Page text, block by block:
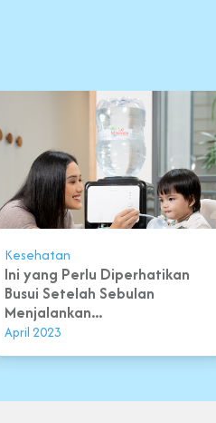
Kesehatan
Ini yang Perlu Diperhatikan
Busui Setelah Sebulan
Menjalankan...
April 2023